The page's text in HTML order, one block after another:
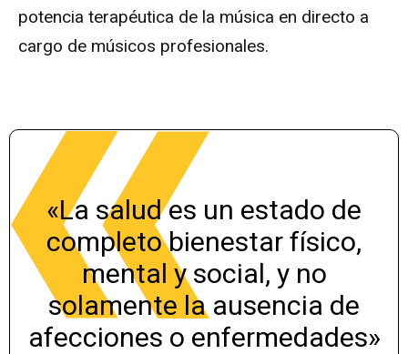
potencia terapéutica de la música en directo a
cargo de músicos profesionales.
«La salud es un estado de
completo bienestar físico,
mental y social, y no
solamente la ausencia de
afecciones o enfermedades»